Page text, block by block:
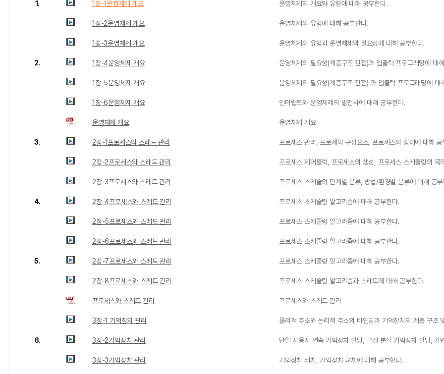
1. 1장-1운영체제 개요 운영체제의 개요와 유형에 대해 공부한다.
1장-2운영체제 개요 운영체제의 유형에 대해 공부한다.
1장-3운영체제 개요 운영체제의 유형과 운영체제의 필요성에 대해 공부한다.
2. 1장-4운영체제 개요 운영체제의 필요성(계층구조 관점)과 입출력 프로그래밍에 대
1장-5운영체제 개요 운영체제의 필요성(계층구조 관점) 과 입출력 프로그래밍에 대
1장-6운영체제 개요 인터럽트와 운영체제의 발전사에 대해 공부한다.
운영체제 개요 운영체제 개요
3. 2장-1프로세스와 스레드 관리 프로세스 관리, 프로세의 구성요소, 프로세스의 상태에 대해 공
2장-2프로세스와 스레드 관리 프로세스 제어블럭, 프로세스의 생성, 프로세스 스케줄링의 목
2장-3프로세스와 스레드 관리 프로세스 스케줄의 단계별 분류, 방법/환경별 분류에 대해 공
4. 2장-4프로세스와 스레드 관리 프로세스 스케줄링 알고리즘에 대해 공부한다.
2장-5프로세스와 스레드 관리 프로세스 스케줄링 알고리즘에 대해 공부한다.
2장-6프로세스와 스레드 관리 프로세스 스케줄링 알고리즘에 대해 공부한다.
5. 2장-7프로세스와 스레드 관리 프로세스 스케줄링 알고리즘에 대해 공부한다.
2장-8프로세스와 스레드 관리 프로세스 스케줄링 알고리즘과 스레드에 대해 공부한다.
프로세스와 스레드 관리 프로세스와 스레드 관리
3장-1 기억장치 관리 물리적 주소와 논리적 주소의 바인딩과 기억장치의 계층 구조
6. 3장-2기억장치 관리 단일 사용자 연속 기억장치 할당, 고정 분할 기억장치 할당, 가
3장-3기억장치 관리 기억장치 배치, 기억장치 교체에 대해 공부한다.